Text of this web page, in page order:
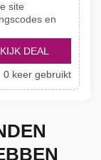
site
en
DEAL
0 keer gebruikt